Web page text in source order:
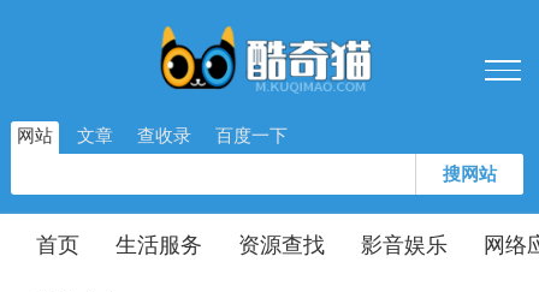
网站 文章 查收录 百度一下
搜网站
首页 生活服务 资源查找 影音娱乐 网络